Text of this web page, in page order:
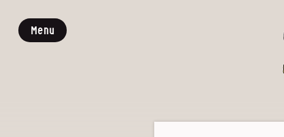
Menu